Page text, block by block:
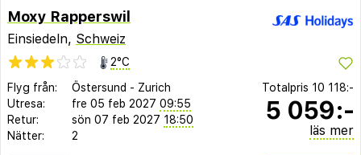
Moxy Rapperswil
Einsiedeln, Schweiz
2°C
Flyg från:
Östersund - Zurich
Utresa:
fre 05 feb 2027 09:55
Retur:
sön 07 feb 2027 18:50
Nätter:
2
Totalpris 10 118:-
5 059:-
läs mer